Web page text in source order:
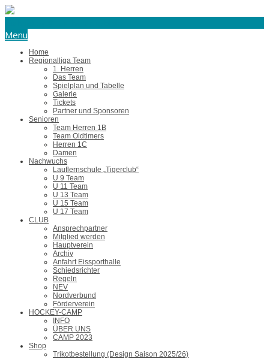
Menu
Home
Regionalliga Team
1. Herren
Das Team
Spielplan und Tabelle
Galerie
Tickets
Partner und Sponsoren
Senioren
Team Herren 1B
Team Oldtimers
Herren 1C
Damen
Nachwuchs
Lauflernschule „Tigerclub“
U 9 Team
U 11 Team
U 13 Team
U 15 Team
U 17 Team
CLUB
Ansprechpartner
Mitglied werden
Hauptverein
Archiv
Anfahrt Eissporthalle
Schiedsrichter
Regeln
NEV
Nordverbund
Förderverein
HOCKEY-CAMP
INFO
ÜBER UNS
CAMP 2023
Shop
Trikotbestellung (Design Saison 2025/26)